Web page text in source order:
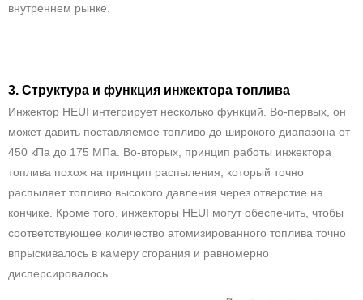
внутреннем рынке.
3. Структура и функция инжектора топлива
Инжектор HEUI интегрирует несколько функций. Во-первых, он
может давить поставляемое топливо до широкого диапазона от
450 кПа до 175 МПа. Во-вторых, принцип работы инжектора
топлива похож на принцип распыления, который точно
распыляет топливо высокого давления через отверстие на
кончике. Кроме того, инжекторы HEUI могут обеспечить, чтобы
соответствующее количество атомизированного топлива точно
впрыскивалось в камеру сгорания и равномерно
дисперсировалось.